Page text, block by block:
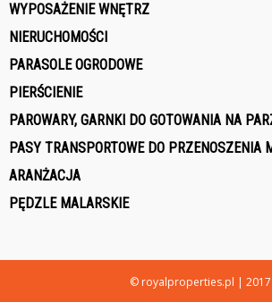
WYPOSAŻENIE WNĘTRZ
NIERUCHOMOŚCI
PARASOLE OGRODOWE
PIERŚCIENIE
PAROWARY, GARNKI DO GOTOWANIA NA
PASY TRANSPORTOWE DO PRZENOSZENIA
ARANŻACJA
PĘDZLE MALARSKIE
© royalproperties.pl | 2017